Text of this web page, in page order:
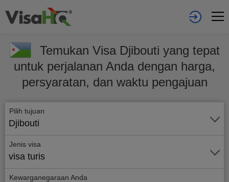
Temukan Visa Djibouti yang tepat
untuk perjalanan Anda dengan harga,
persyaratan, dan waktu pengajuan
Pilih tujuan
Djibouti
Jenis visa
visa turis
Kewarganegaraan Anda